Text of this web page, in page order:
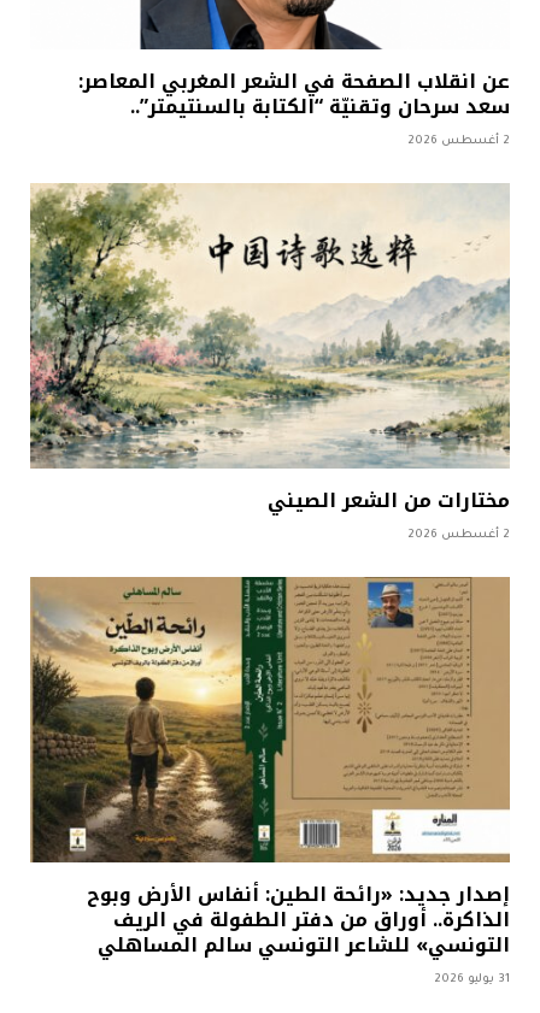
عن انقلاب الصفحة في الشعر المغربي المعاصر:
سعد سرحان وتقنيّة “الكتابة بالسنتيمتر”..
2 أغسطس 2026
مختارات من الشعر الصيني
2 أغسطس 2026
إصدار جديد: «رائحة الطين: أنفاس الأرض وبوح
الذاكرة.. أوراق من دفتر الطفولة في الريف
التونسي» للشاعر التونسي سالم المساهلي
31 يوليو 2026